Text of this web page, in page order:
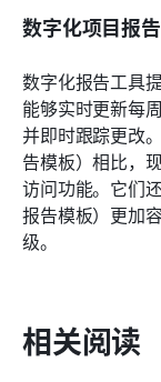
数字化项目报
数字化报告工具
能够实时更新每
并即时跟踪更改
告模板）相比，
访问功能。它们
报告模板）更加
级。
相关阅读